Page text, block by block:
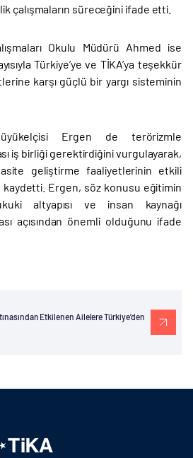
çalışmaların süreceğini ifade etti.
Okulu Müdürü Ahmed ise
Türkiye’ye ve TİKA’ya teşekkür
karşı güçlü bir yargı sisteminin
Ergen de terörizmle
iş birliği gerektirdiğini vurgulayarak,
geliştirme faaliyetlerinin etkili
Ergen, söz konusu eğitimin
altyapısı ve insan kaynağı
açısından önemli olduğunu ifade
Etkilenen Ailelere Türkiye’den